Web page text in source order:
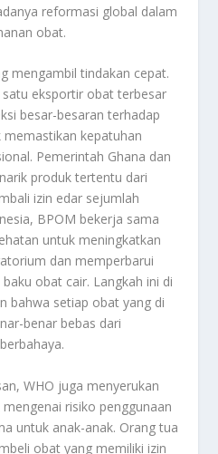
reformasi global dalam
obat.
mengambil tindakan cepat.
eksportir obat terbesar
besar-besaran terhadap
kepatuhan
Pemerintah Ghana dan
produk tertentu dari
izin edar sejumlah
BPOM bekerja sama
untuk meningkatkan
dan memperbarui
obat cair. Langkah ini di
bahwa setiap obat yang di
benar bebas dari
WHO juga menyerukan
risiko penggunaan
untuk anak-anak. Orang tua
obat yang memiliki izin